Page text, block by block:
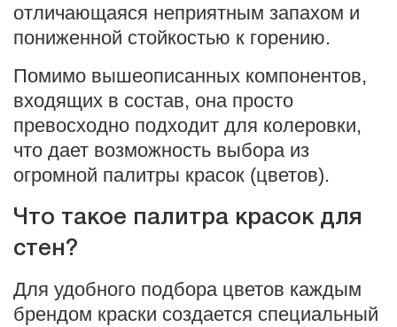
отличающаяся неприятным запахом и
пониженной стойкостью к горению.
Помимо вышеописанных компонентов,
входящих в состав, она просто
превосходно подходит для колеровки,
что дает возможность выбора из
огромной палитры красок (цветов).
Что такое палитра красок для
стен?
Для удобного подбора цветов каждым
брендом краски создается специальный